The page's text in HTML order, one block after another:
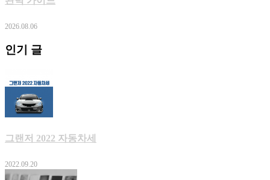
2026.08.06
인기 글
그랜저 2022 자동차세
2022.09.20